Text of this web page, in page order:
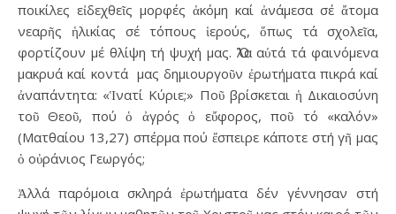
ποικίλες εἰδεχθεῖς μορφές ἀκόμη καί ἀνάμεσα σέ ἄτομα
νεαρῆς ἡλικίας σέ τόπους ἱερούς, ὅπως τά σχολεῖα,
φορτίζουν μέ θλίψη τή ψυχή μας. Ὅλα αὐτά τά φαινόμενα
μακρυά καί κοντά μας δημιουργοῦν ἐρωτήματα πικρά καί
ἀναπάντητα: «Ἱνατί Κύριε;» Ποῦ βρίσκεται ἡ Δικαιοσύνη
τοῦ Θεοῦ, πού ὁ ἀγρός ὁ εὔφορος, ποῦ τό «καλόν»
(Ματθαίου 13,27) σπέρμα πού ἔσπειρε κάποτε στή γῆ μας
ὁ οὐράνιος Γεωργός;
Ἀλλά παρόμοια σκληρά ἐρωτήματα δέν γέννησαν στή